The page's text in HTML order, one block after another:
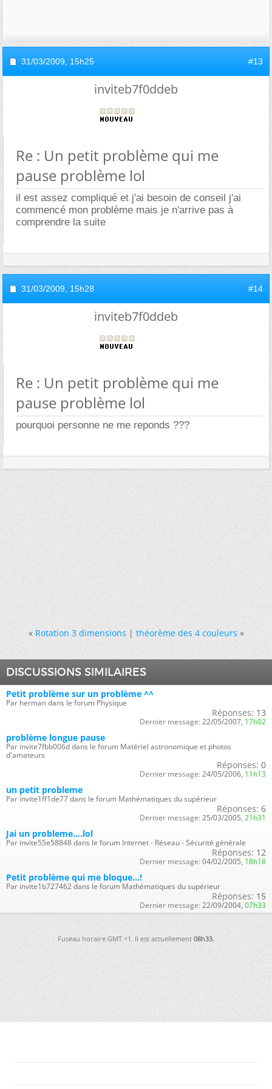
31/03/2009, 15h25 #13
inviteb7f0ddeb
Re : Un petit problème qui me
pause problème lol
il est assez compliqué et j'ai besoin de conseil j'ai
commencé mon problème mais je n'arrive pas à
comprendre la suite
31/03/2009, 15h28 #14
inviteb7f0ddeb
Re : Un petit problème qui me
pause problème lol
pourquoi personne ne me reponds ???
« Rotation 3 dimensions|théorème des 4 couleurs »
DISCUSSIONS SIMILAIRES
Petit problème sur un problème ^^
Par herman dans le forum Physique
Réponses: 13
Dernier message: 22/05/2007, 17h02
problème longue pause
Par invite7fbb006d dans le forum Matériel astronomique et photos
d'amateurs
Réponses: 0
Dernier message: 24/05/2006, 11h13
un petit probleme
Par invite1ff1de77 dans le forum Mathématiques du supérieur
Réponses: 6
Dernier message: 25/03/2005, 21h31
Jai un probleme....lol
Par invite55e58848 dans le forum Internet - Réseau - Sécurité générale
Réponses: 12
Dernier message: 04/02/2005, 18h18
Petit problème qui me bloque...!
Par invite1b727462 dans le forum Mathématiques du supérieur
Réponses: 15
Dernier message: 22/09/2004, 07h33
Fuseau horaire GMT +1. Il est actuellement08h33.